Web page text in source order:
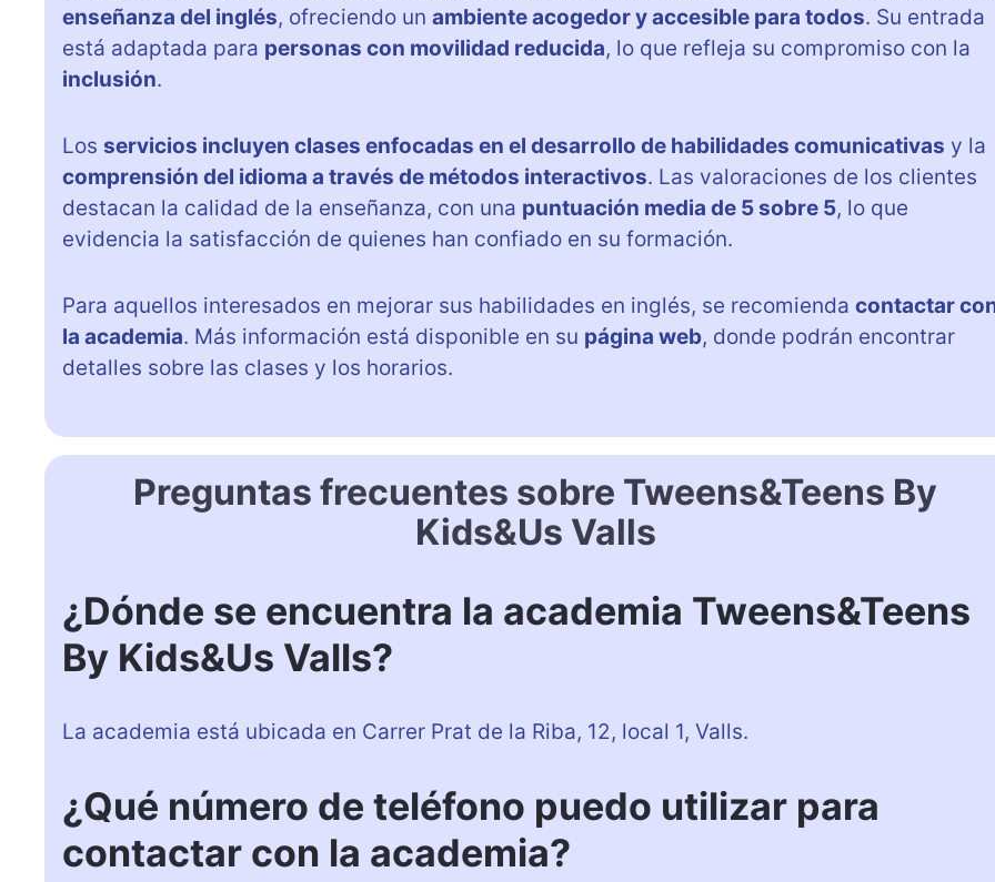
enseñanza del inglés, ofreciendo un ambiente acogedor y accesible para todos. Su entrada
está adaptada para personas con movilidad reducida, lo que refleja su compromiso con la
inclusión.
Los servicios incluyen clases enfocadas en el desarrollo de habilidades comunicativas y la
comprensión del idioma a través de métodos interactivos. Las valoraciones de los clientes
destacan la calidad de la enseñanza, con una puntuación media de 5 sobre 5, lo que
evidencia la satisfacción de quienes han confiado en su formación.
Para aquellos interesados en mejorar sus habilidades en inglés, se recomienda contactar
la academia. Más información está disponible en su página web, donde podrán encontrar
detalles sobre las clases y los horarios.
Preguntas frecuentes sobre Tweens&Teens By
Kids&Us Valls
¿Dónde se encuentra la academia Tweens&Teens
By Kids&Us Valls?
La academia está ubicada en Carrer Prat de la Riba, 12, local 1, Valls.
¿Qué número de teléfono puedo utilizar para
contactar con la academia?